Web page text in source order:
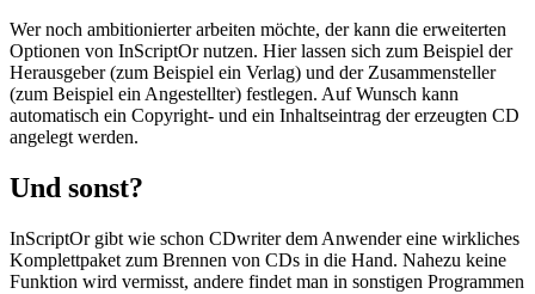
Wer noch ambitionierter arbeiten möchte, der kann die erweiterten
Optionen von InScriptOr nutzen. Hier lassen sich zum Beispiel der
Herausgeber (zum Beispiel ein Verlag) und der Zusammensteller
(zum Beispiel ein Angestellter) festlegen. Auf Wunsch kann
automatisch ein Copyright- und ein Inhaltseintrag der erzeugten CD
angelegt werden.
Und sonst?
InScriptOr gibt wie schon CDwriter dem Anwender eine wirkliches
Komplettpaket zum Brennen von CDs in die Hand. Nahezu keine
Funktion wird vermisst, andere findet man in sonstigen Programmen